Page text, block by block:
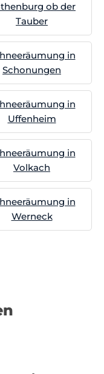
ob der
Tauber
in
Schonungen
in
Uffenheim
in
Volkach
in
Werneck